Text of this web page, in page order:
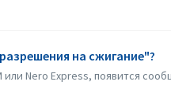
на сжигание"?
или Nero Express, появится